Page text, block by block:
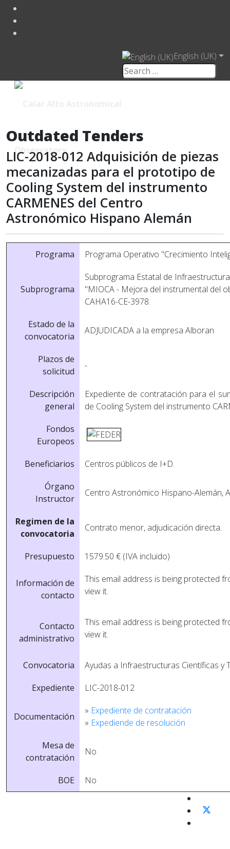
English (UK)
Outdated Tenders
LIC-2018-012 Adquisición de piezas
mecanizadas para el prototipo de
Cooling System del instrumento
CARMENES del Centro
Astronómico Hispano Alemán
Programa Programa Operativo "Crecimiento
Subprograma
Subprograma Estatal de
"MIOCA - Mejora del instrumental del
CAHA16-CE-3978.
Estado de la
convocatoria
ADJUDICADA a la empresa Alboran
Plazos de
solicitud
-
Descripción
general
Expediente de contratación para el
de Cooling System del instrumento
Fondos
Europeos
Beneficiarios
Centros públicos de I+D.
Órgano
Instructor
Centro Astronómico Hispano-Alemán,
Regimen de la
convocatoria
Contrato menor, adjudicación directa.
Presupuesto 1579.50 € (IVA incluido)
Información de
contacto
This email address is being protected
view it.
Contacto
administrativo
This email address is being protected
view it.
Convocatoria
Ayudas a Infraestructuras Cientí­ficas y
Expediente
LIC-2018-012
Documentación
» Expediente de contratación
» Expediende de resolución
Mesa de
contratación
No
BOE No